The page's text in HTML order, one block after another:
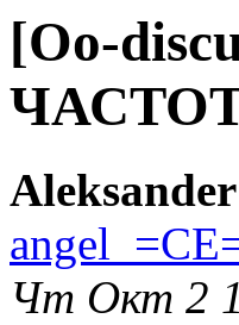
[Oo-
Чт Окт 2